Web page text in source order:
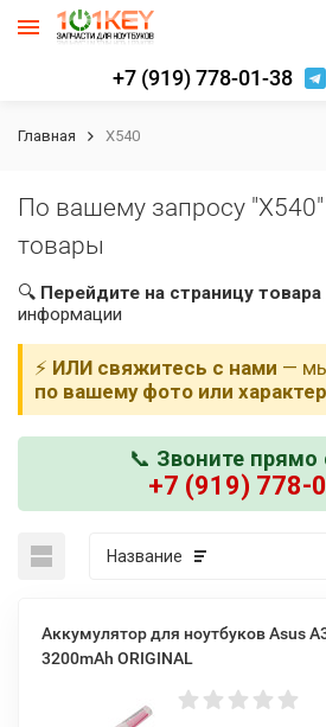
+7 (919) 778-01-38
Главная X540
По вашему запросу
товары
🔍 Перейдите на страницу товара
информации
⚡ ИЛИ свяжитесь с нами —
по вашему фото или
📞 Звоните прямо
+7 (919) 778-
Название
Аккумулятор для ноутбуков Asus
3200mAh ORIGINAL